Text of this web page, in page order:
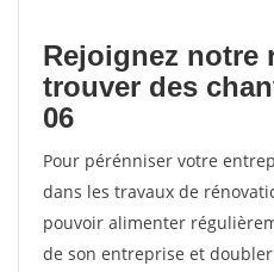
Rejoignez notre
trouver des
06
Pour pérénniser votre
dans les travaux de
pouvoir alimenter
de son entreprise et